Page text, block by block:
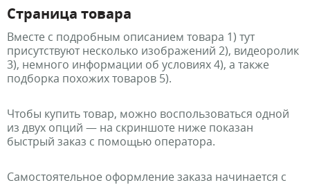
Страница товара
Вместе с подробным описанием товара 1) тут
присутствуют несколько изображений 2), видеоролик
3), немного информации об условиях 4), а также
подборка похожих товаров 5).
Чтобы купить товар, можно воспользоваться одной
из двух опций — на скриншоте ниже показан
быстрый заказ с помощью оператора.
Самостоятельное оформление заказа начинается с